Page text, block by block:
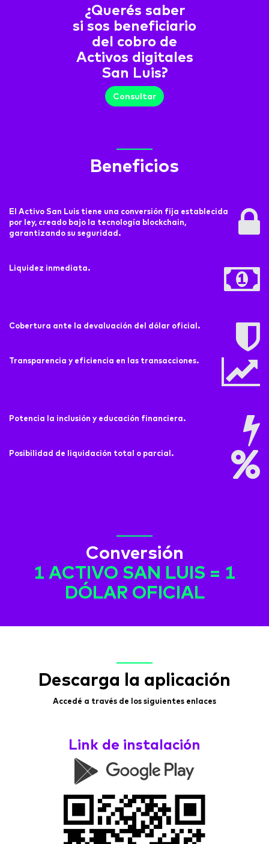
¿Querés saber
si sos beneficiario
del cobro de
Activos digitales
San Luis?
Consultar
Beneficios
El Activo San Luis tiene una conversión fija establecida
por ley, creado bajo la tecnología blockchain,
garantizando su seguridad.
Liquidez inmediata.
Cobertura ante la devaluación del dólar oficial.
Transparencia y eficiencia en las transacciones.
Potencia la inclusión y educación financiera.
Posibilidad de liquidación total o parcial.
Conversión
1 ACTIVO SAN LUIS = 1
DÓLAR OFICIAL
Descarga la aplicación
Accedé a través de los siguientes enlaces
Link de instalación